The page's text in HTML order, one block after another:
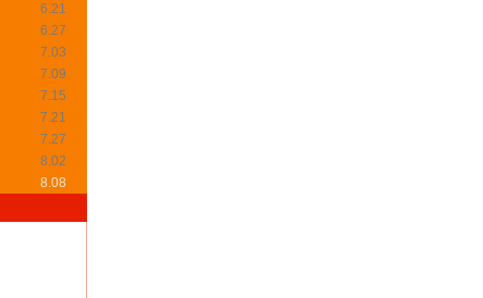
6.21
6.27
7.03
7.09
7.15
7.21
7.27
8.02
8.08